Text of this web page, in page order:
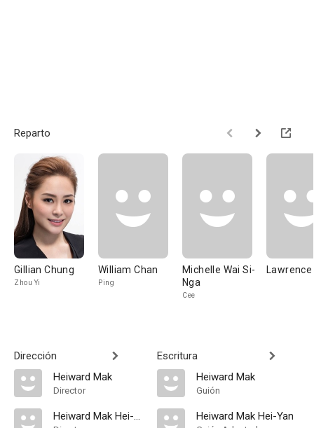
Reparto
Gillian Chung
Zhou Yi
William Chan
Ping
Michelle Wai Si-
Nga
Cee
Lawrence
Dirección
Heiward Mak
Director
Heiward Mak Hei-Yan
Escritura
Heiward Mak
Guión
Heiward Mak Hei-Yan